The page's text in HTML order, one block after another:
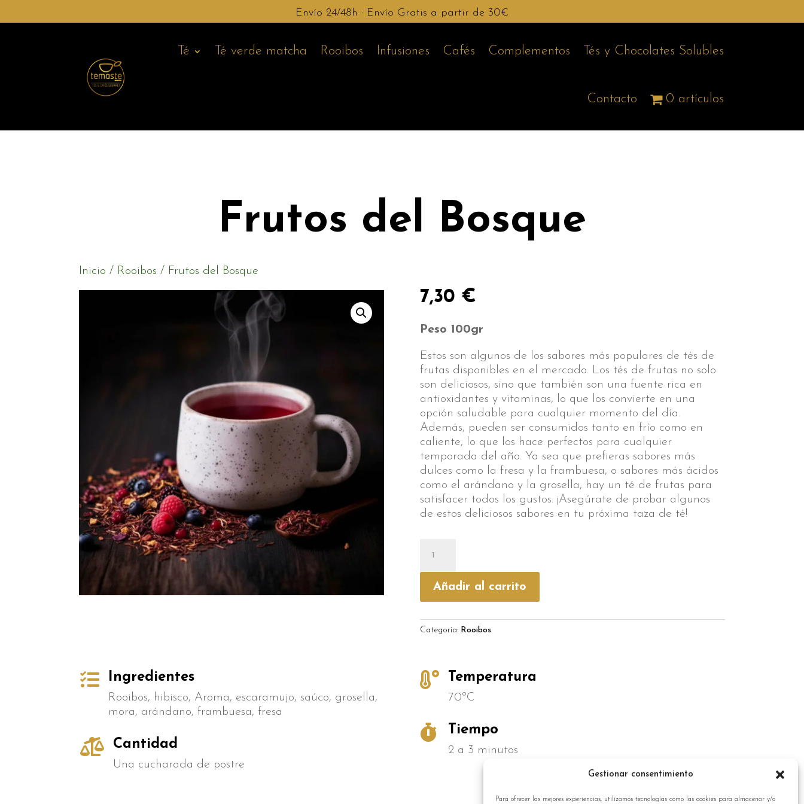
Gestionar consentimiento
Para ofrecer las mejores experiencias, utilizamos tecnologías como las cookies para almacenar y/o
Envío 24/48h · Envío Gratis a partir de 30€
Té Té verde matcha Rooibos Infusiones Cafés Complementos Tés y Chocolates Solubles
Contacto 0 artículos
Frutos del Bosque
Inicio / Rooibos / Frutos del Bosque
7,30 €
Peso 100gr
Estos son algunos de los sabores más populares de tés de
frutas disponibles en el mercado. Los tés de frutas no solo
son deliciosos, sino que también son una fuente rica en
antioxidantes y vitaminas, lo que los convierte en una
opción saludable para cualquier momento del día.
Además, pueden ser consumidos tanto en frío como en
caliente, lo que los hace perfectos para cualquier
temporada del año. Ya sea que prefieras sabores más
dulces como la fresa y la frambuesa, o sabores más ácidos
como el arándano y la grosella, hay un té de frutas para
satisfacer todos los gustos. ¡Asegúrate de probar algunos
de estos deliciosos sabores en tu próxima taza de té!
del
Bosque
cantidad
Añadir al carrito
Categoría: Rooibos
 Ingredientes
Rooibos, hibisco, Aroma, escaramujo, saúco, grosella,
mora, arándano, frambuesa, fresa
 Cantidad
Una cucharada de postre
 Temperatura
70ºC
 Tiempo
2 a 3 minutos